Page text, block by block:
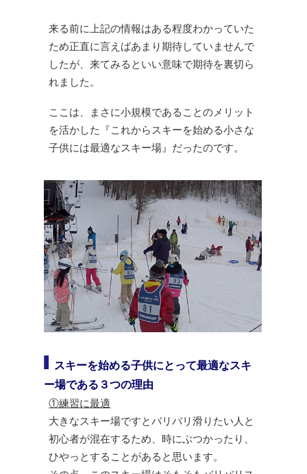
来る前に上記の情報はある程度わかっていた
ため正直に言えばあまり期待していませんで
したが、来てみるといい意味で期待を裏切ら
れました。
ここは、まさに小規模であることのメリット
を活かした『これからスキーを始める小さな
子供には最適なスキー場』だったのです。
スキーを始める子供にとって最適なスキ
ー場である３つの理由
①練習に最適
大きなスキー場ですとバリバリ滑りたい人と
初心者が混在するため、時にぶつかったり、
ひやっとすることがあると思います。